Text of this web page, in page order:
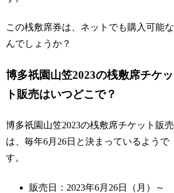
この桟敷席券は、ネットでも購入可能な
んでしょうか？
博多祇園山笠2023の桟敷席チケッ
ト販売はいつどこで？
博多祇園山笠2023の桟敷席チケット販売
は、毎年6月26日と決まっているようで
す。
販売日：2023年6月26日（月）～